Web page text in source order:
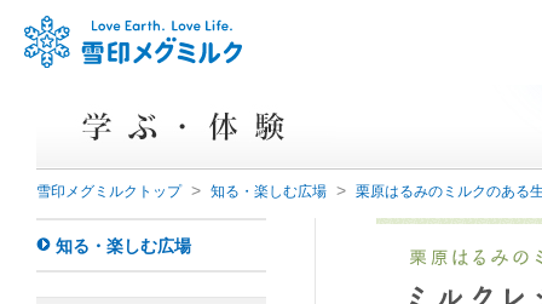
雪印メグミルクトップ > 知る・楽しむ広場 > 栗原はるみのミルクのある
知る・楽しむ広場